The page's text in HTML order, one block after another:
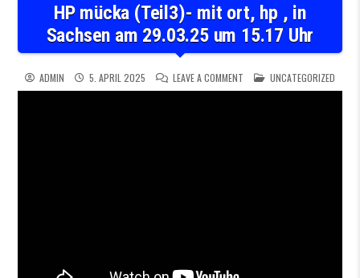
HP mücka (Teil3)- mit ort, hp , in
Sachsen am 29.03.25 um 15.17 Uhr
ADMIN 5. APRIL 2025 LEAVE A COMMENT ON HP MÜCKA (TEIL3)- MIT
POSTED IN
UNCATEGORIZED